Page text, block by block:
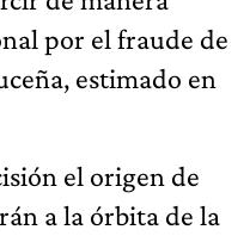
por el fraude de
estimado en
el origen de
a la órbita de la